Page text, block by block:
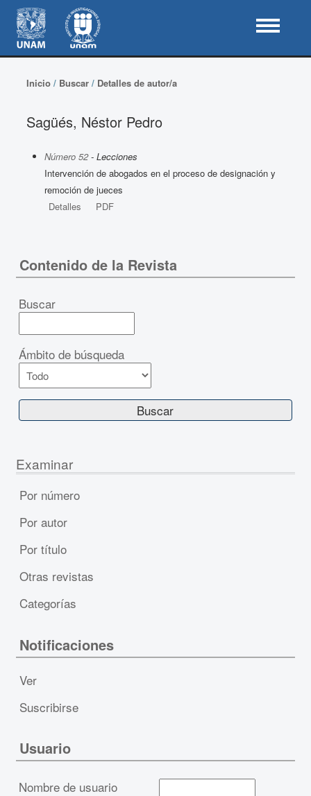
Inicio/ Buscar/ Detalles de autor/a
Sagüés, Néstor Pedro
Número 52- Lecciones
Intervención de abogados en el proceso de designación y
remoción de jueces
Detalles
PDF
Contenido de la Revista
Buscar
Ámbito de búsqueda
Examinar
Por número
Por autor
Por título
Otras revistas
Categorías
Notificaciones
Ver
Suscribirse
Usuario
Nombre de usuario